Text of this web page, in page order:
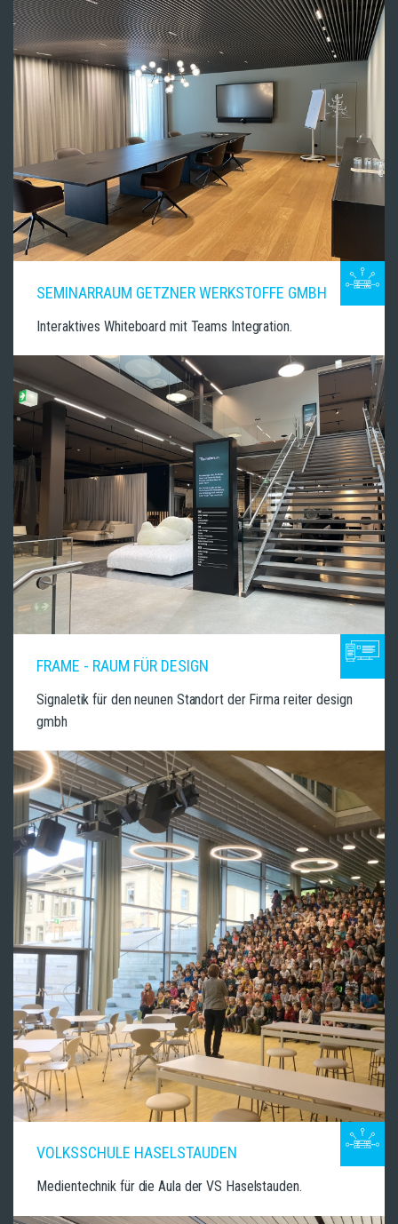
SEMINARRAUM GETZNER WERKSTOFFE GMBH
Interaktives Whiteboard mit Teams Integration.
FRAME - RAUM FÜR DESIGN
Signaletik für den neunen Standort der Firma reiter design
gmbh
VOLKSSCHULE HASELSTAUDEN
Medientechnik für die Aula der VS Haselstauden.